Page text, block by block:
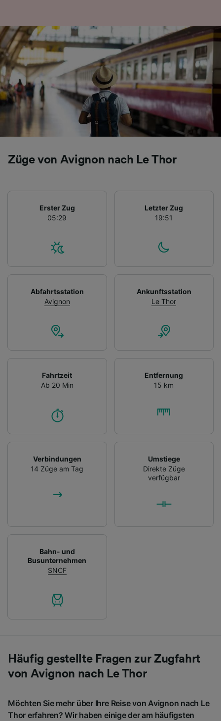
Züge von Avignon nach Le Thor
Erster Zug
05:29
Letzter Zug
19:51
Abfahrtsstation
Avignon
Ankunftsstation
Le Thor
Fahrtzeit
Ab 20 Min
Entfernung
15 km
Verbindungen
14 Züge am Tag
Umstiege
Direkte Züge
verfügbar
Bahn- und
Busunternehmen
SNCF
Häufig gestellte Fragen zur Zugfahrt
von Avignon nach Le Thor
Möchten Sie mehr über Ihre Reise von Avignon nach Le
Thor erfahren? Wir haben einige der am häufigsten
Endgeräteeigenschaften zur Identifikation
aktiv abfragen. Speichern von oder Zugriff auf
Informationen auf einem Endgerät.
Personalisierte Werbung und Inhalte, Messung
von Werbeleistung und der Performance von
Inhalten, Zielgruppenforschung sowie
Entwicklung und Verbesserung von
Angeboten.
Liste der Partner (Lieferanten)